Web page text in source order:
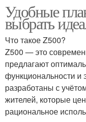
Удобные
выбрать
Что такое Z500?
Z500 — это
предлагают
функциональности и
разработаны с
жителей, которые
рациональное